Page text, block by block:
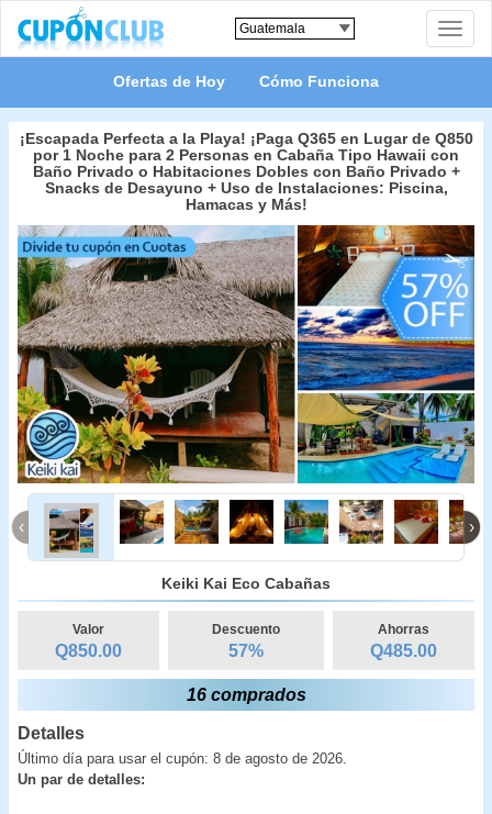
Toggle
Ofertas de Hoy Cómo Funciona
¡Escapada Perfecta a la Playa! ¡Paga Q365 en Lugar de Q850
por 1 Noche para 2 Personas en Cabaña Tipo Hawaii con
Baño Privado o Habitaciones Dobles con Baño Privado +
Snacks de Desayuno + Uso de Instalaciones: Piscina,
Hamacas y Más!
‹ ›
Keiki Kai Eco Cabañas
Valor
Q850.00
Descuento
57%
Ahorras
Q485.00
16 comprados
Detalles
Último día para usar el cupón: 8 de agosto de 2026.
Un par de detalles: